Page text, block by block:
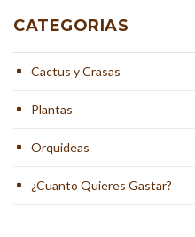
CATEGORIAS
Cactus y Crasas
Plantas
Orquideas
¿Cuanto Quieres Gastar?